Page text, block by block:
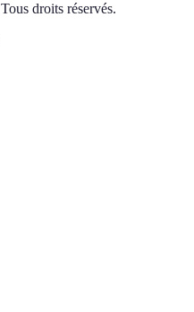
Tous droits réservés.